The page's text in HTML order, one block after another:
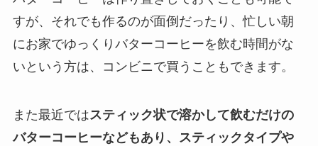
すが、それでも作るのが面倒だったり、忙しい朝
にお家でゆっくりバターコーヒーを飲む時間がな
いという方は、コンビニで買うこともできます。
また最近ではスティック状で溶かして飲むだけの
バターコーヒーなどもあり、スティックタイプや